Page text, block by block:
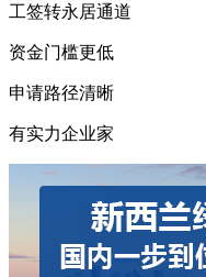
工签转永居通道
资金门槛更低
申请路径清晰
有实力企业家